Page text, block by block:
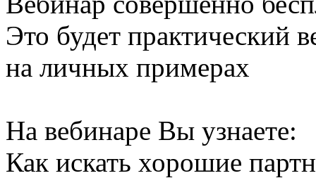
Это будет практический
на личных примерах
На вебинаре Вы узнаете:
Как искать хорошие